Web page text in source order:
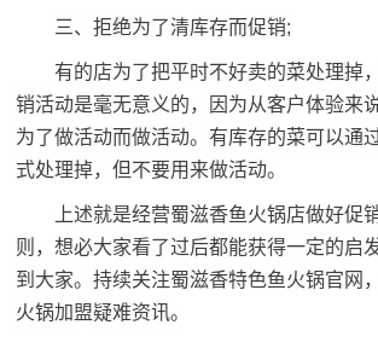
三、拒绝为了清库存而促销;
有的店为了把平时不好卖的菜处理掉
销活动是毫无意义的，因为从客户体验来
为了做活动而做活动。有库存的菜可以通
式处理掉，但不要用来做活动。
上述就是经营蜀滋香鱼火锅店做好促
则，想必大家看了过后都能获得一定的启
到大家。持续关注蜀滋香特色鱼火锅官网
火锅加盟疑难资讯。